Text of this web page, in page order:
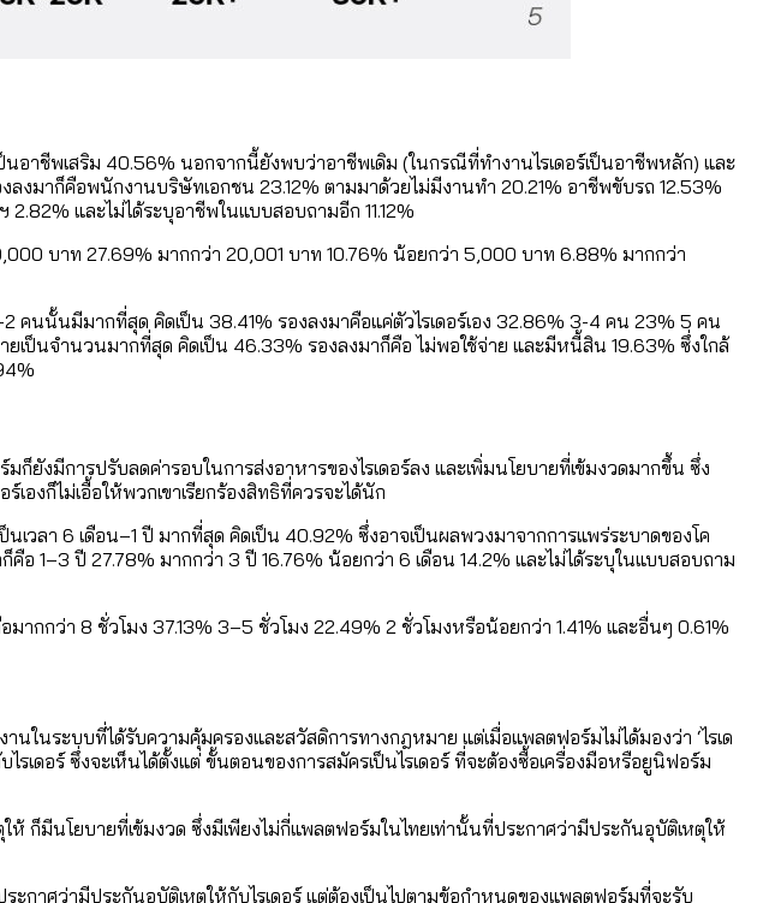
อาชีพเสริม 40.56% นอกจากนี้ยังพบว่าอาชีพเดิม (ในกรณีที่ทำงานไรเดอร์เป็นอาชีพหลัก) และ
งมาก็คือพนักงานบริษัทเอกชน 23.12% ตามมาด้วยไม่มีงานทำ 20.21% อาชีพขับรถ 12.53%
และไม่ได้ระบุอาชีพในแบบสอบถามอีก 11.12%
บาท 27.69% มากกว่า 20,001 บาท 10.76% น้อยกว่า 5,000 บาท 6.88% มากกว่า
คนนั้นมีมากที่สุด คิดเป็น 38.41% รองลงมาคือแค่ตัวไรเดอร์เอง 32.86% 3-4 คน 23% 5 คน
ยเป็นจำนวนมากที่สุด คิดเป็น 46.33% รองลงมาก็คือ ไม่พอใช้จ่าย และมีหนี้สิน 19.63% ซึ่งใกล้
งมีการปรับลดค่ารอบในการส่งอาหารของไรเดอร์ลง และเพิ่มนโยบายที่เข้มงวดมากขึ้น ซึ่ง
เองก็ไม่เอื้อให้พวกเขาเรียกร้องสิทธิที่ควรจะได้นัก
วลา 6 เดือน–1 ปี มากที่สุด คิดเป็น 40.92% ซึ่งอาจเป็นผลพวงมาจากการแพร่ระบาดของโค
1–3 ปี 27.78% มากกว่า 3 ปี 16.76% น้อยกว่า 6 เดือน 14.2% และไม่ได้ระบุในแบบสอบถาม
กกว่า 8 ชั่วโมง 37.13% 3–5 ชั่วโมง 22.49% 2 ชั่วโมงหรือน้อยกว่า 1.41% และอื่นๆ 0.61%
ในระบบที่ได้รับความคุ้มครองและสวัสดิการทางกฎหมาย แต่เมื่อแพลตฟอร์มไม่ได้มองว่า ‘ไรเด
เดอร์ ซึ่งจะเห็นได้ตั้งแต่ ขั้นตอนของการสมัครเป็นไรเดอร์ ที่จะต้องซื้อเครื่องมือหรือยูนิฟอร์ม
ก็มีนโยบายที่เข้มงวด ซึ่งมีเพียงไม่กี่แพลตฟอร์มในไทยเท่านั้นที่ประกาศว่ามีประกันอุบัติเหตุให้
กาศว่ามีประกันอุบัติเหตุให้กับไรเดอร์ แต่ต้องเป็นไปตามข้อกำหนดของแพลตฟอร์มที่จะรับ